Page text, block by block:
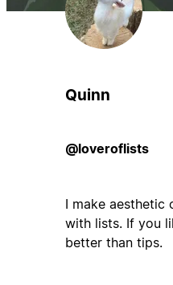
Quinn
@loveroflists
I make aesthetic
with lists. If you
better than tips.